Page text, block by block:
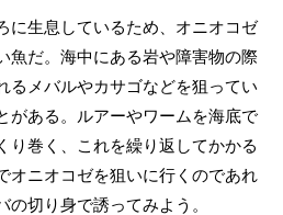
に生息しているため、オニオコゼ
魚だ。海中にある岩や障害物の際
るメバルやカサゴなどを狙ってい
がある。ルアーやワームを海底で
り巻く、これを繰り返してかかる
オニオコゼを狙いに行くのであれ
切り身で誘ってみよう。